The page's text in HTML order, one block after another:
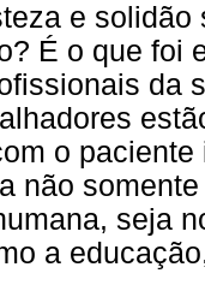
e
É o que foi
da
o
não
seja
a